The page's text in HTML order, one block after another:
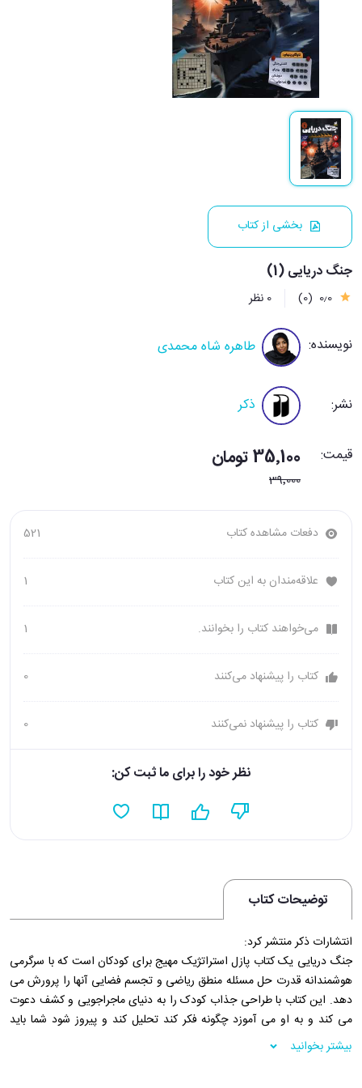
بخشی از کتاب
جنگ دریایی (1)
0٫0 (0) 0 نظر
نویسنده: طاهره شاه محمدی
نشر: ذکر
قیمت: 35٬100 تومان
39٬000
دفعات مشاهده کتاب 521
علاقه‌مندان به این کتاب 1
می‌خواهند کتاب را بخوانند. 1
کتاب را پیشنهاد می‌کنند 0
کتاب را پیشنهاد نمی‌کنند 0
نظر خود را برای ما ثبت کن:
توضیحات کتاب
انتشارات ذکر منتشر کرد:
جنگ دریایی یک کتاب پازل استراتژیک مهیج برای کودکان است که با سرگرمی
هوشمندانه قدرت حل مسئله منطق ریاضی و تجسم فضایی آنها را پرورش می
دهد. این کتاب با طراحی جذاب کودک را به دنیای ماجراجویی و کشف دعوت
می کند و به او می آموزد چگونه فکر کند تحلیل کند و پیروز شود شما باید
کشتی های این ناوگان ها را پیدا کنید و جدول را کامل کنید. شما با حل کردن
پازل ها می توانید درجه های مختلفی در ناوگان دریایی به دست آورید کتاب
بیشتر بخوانید